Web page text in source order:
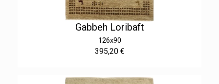
Gabbeh Loribaft
126x90
395,20 €